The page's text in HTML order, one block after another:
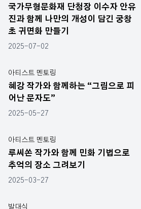
국가무형문화재 단청장 이수자 안유
진과 함께 나만의 개성이 담긴 궁창
초 귀면화 만들기
2025-07-02
아티스트 멘토링
혜강 작가와 함께하는 “그림으로 피
어난 문자도”
2025-05-27
아티스트 멘토링
루씨쏜 작가와 함께 민화 기법으로
추억의 장소 그려보기
2025-03-27
발대식